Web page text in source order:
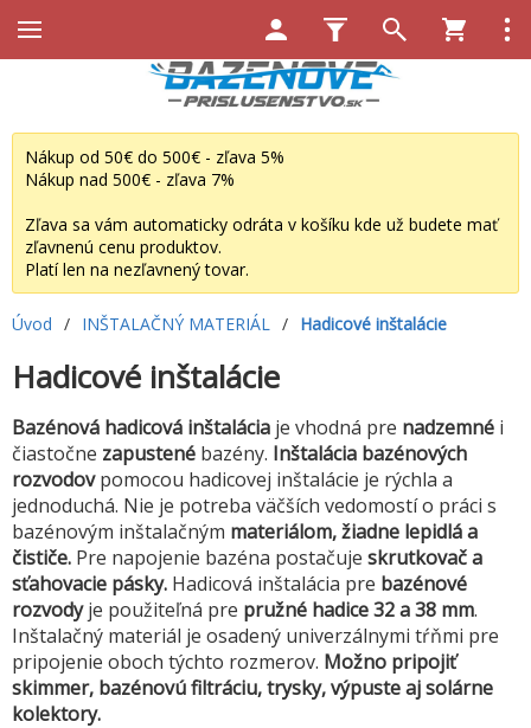
Nákup od 50€ do 500€ - zľava 5%
Nákup nad 500€ - zľava 7%
Zľava sa vám automaticky odráta v košíku kde už budete mať
zľavnenú cenu produktov.
Platí len na nezľavnený tovar.
Úvod / INŠTALAČNÝ MATERIÁL / Hadicové inštalácie
Hadicové inštalácie
Bazénová hadicová inštalácia je vhodná pre nadzemné i
čiastočne zapustené bazény. Inštalácia bazénových
rozvodovpomocou hadicovej inštalácie je rýchla a
jednoduchá. Nie je potreba väčších vedomostí o práci s
bazénovým inštalačným materiálom, žiadne lepidlá a
čističe. Pre napojenie bazéna postačuje skrutkovač a
sťahovacie pásky. Hadicová inštalácia pre bazénové
rozvodyje použiteľná pre pružné hadice 32 a 38 mm.
Inštalačný materiál je osadený univerzálnymi tŕňmi pre
pripojenie oboch týchto rozmerov. Možno pripojiť
skimmer, bazénovú filtráciu, trysky, výpuste aj solárne
kolektory.